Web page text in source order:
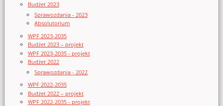
Budżet 2023
Sprawozdania - 2023
Absolutorium
WPF 2023-2035
Budżet 2023 – projekt
WPF 2023-2035 - projekt
Budżet 2022
Sprawozdania - 2022
WPF 2022-2035
Budżet 2022 – projekt
WPF 2022-2035 - projekt